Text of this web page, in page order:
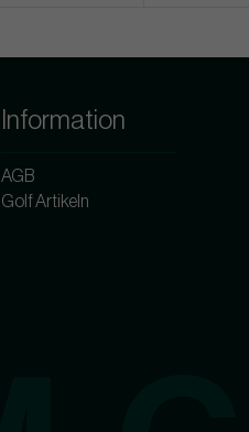
Information
AGB
Golf Artikeln